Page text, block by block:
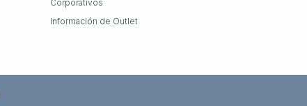
Corporativos
Información de Outlet